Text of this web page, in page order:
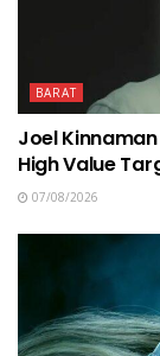
BARAT
Joel
High Value
07/08/2026